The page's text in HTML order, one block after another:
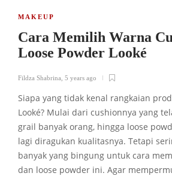
MAKEUP
Cara Memilih Warna
Loose Powder Looké
Fildza Shabrina 5 years ago
Siapa yang tidak kenal rangkaian
Looké? Mulai dari cushionnya yang
grail banyak orang, hingga loose
lagi diragukan kualitasnya. Tetapi
banyak yang bingung untuk cara
dan loose powder ini. Agar